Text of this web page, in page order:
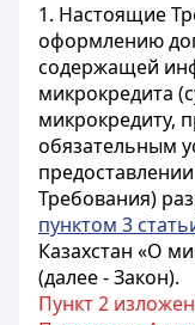
1. Настоящие
оформлению
содержащей
микрокредита
микрокредиту,
обязательным
Требования)
пунктом 3
Казахстан «О
(далее - Закон).
Пункт 2